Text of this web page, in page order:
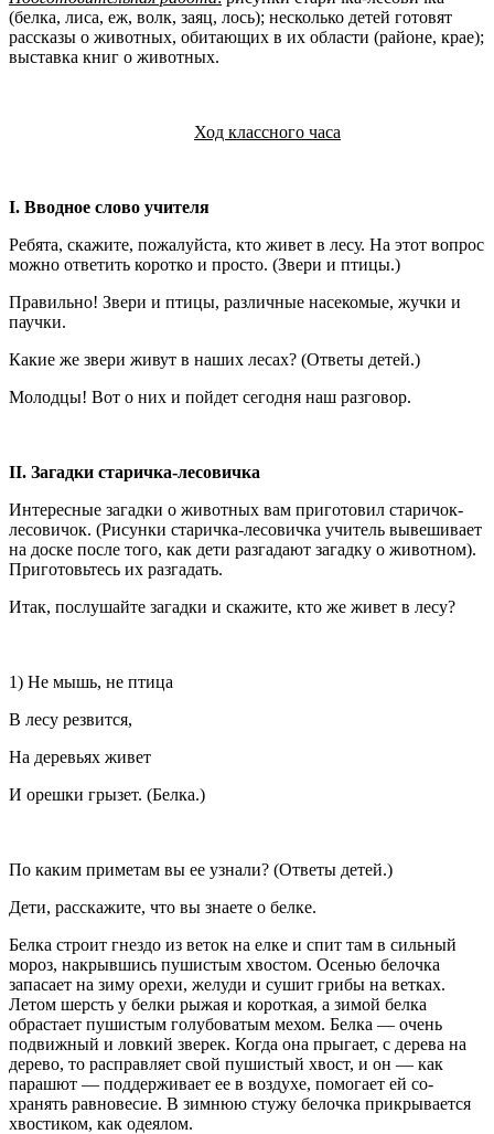
(белка, лиса, еж, волк, заяц, лось); несколько детей готовят
рас­сказы о животных, обитающих в их области (районе, крае);
выставка книг о животных.
Ход классного часа
I. Вводное слово учителя
Ребята, скажите, пожалуйста, кто живет в лесу. На этот воп­рос
можно ответить коротко и просто. (Звери и птицы.)
Правильно! Звери и птицы, различные насекомые, жуч­ки и
паучки.
Какие же звери живут в наших лесах? (Ответы детей.)
Молодцы! Вот о них и пойдет сегодня наш разговор.
II. Загадки старичка-лесовичка
Интересные загадки о животных вам приготовил стари­чок-
лесовичок. (Рисунки старичка-лесовичка учитель вывешивает
на доске после того, как дети разгадают за­гадку о животном).
Приготовьтесь их разгадать.
Итак, послушайте загадки и скажите, кто же живет в лесу?
1) Не мышь, не птица
В лесу резвится,
На деревьях живет
И орешки грызет. (Белка.)
По каким приметам вы ее узнали? (Ответы детей.)
Дети, расскажите, что вы знаете о белке.
Белка строит гнездо из веток на елке и спит там в сильный
мороз, накрывшись пушистым хвостом. Осенью белочка
запасает на зиму орехи, желуди и сушит грибы на ветках.
Летом шерсть у белки рыжая и короткая, а зимой белка
обраста­ет пушистым голубоватым мехом. Белка — очень
подвиж­ный и ловкий зверек. Когда она прыгает, с дерева на
де­рево, то расправляет свой пушистый хвост, и он — как
парашют — поддерживает ее в воздухе, помогает ей со­
хранять равновесие. В зимнюю стужу белочка прикрыва­ется
хвостиком, как одеялом.